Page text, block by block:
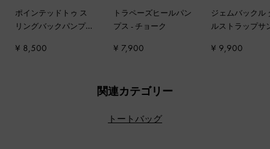
ポインテッドトゥ ス
リングバックパンプス
¥ 8,500
トラペーズヒールパン
プス - チョーク
¥ 7,900
ジェムバックル
ルストラップサ
¥ 9,900
関連カテゴリー
トートバッグ